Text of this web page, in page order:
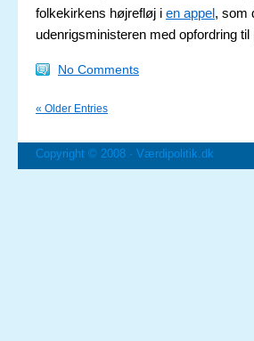
folkekirkens højrefløj i en appel, som
udenrigsministeren med opfordring til
No Comments
« Older Entries
Copyright © 2008 · Værdipolitik.dk